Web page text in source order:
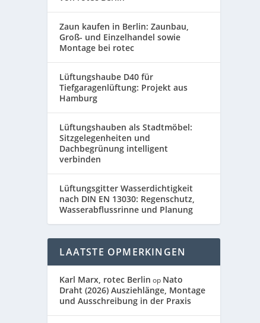
Zaun kaufen in Berlin: Zaunbau,
Groß- und Einzelhandel sowie
Montage bei rotec
Lüftungshaube D40 für
Tiefgaragenlüftung: Projekt aus
Hamburg
Lüftungshauben als Stadtmöbel:
Sitzgelegenheiten und
Dachbegrünung intelligent
verbinden
Lüftungsgitter Wasserdichtigkeit
nach DIN EN 13030: Regenschutz,
Wasserabflussrinne und Planung
LAATSTE OPMERKINGEN
Karl Marx, rotec Berlin op Nato
Draht (2026) Ausziehlänge, Montage
und Ausschreibung in der Praxis